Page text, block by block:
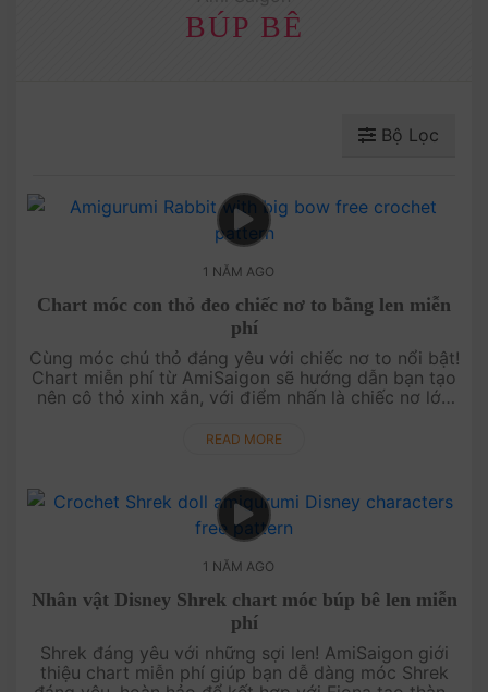
BÚP BÊ
Bộ Lọc
1 NĂM AGO
Chart móc con thỏ đeo chiếc nơ to bằng len miễn
phí
Cùng móc chú thỏ đáng yêu với chiếc nơ to nổi bật!
Chart miễn phí từ AmiSaigon sẽ hướng dẫn bạn tạo
nên cô thỏ xinh xắn, với điểm nhấn là chiếc nơ lớn
ngôi nhà của bạ....
READ MORE
1 NĂM AGO
Nhân vật Disney Shrek chart móc búp bê len miễn
phí
Shrek đáng yêu với những sợi len! AmiSaigon giới
thiệu chart miễn phí giúp bạn dễ dàng móc Shrek